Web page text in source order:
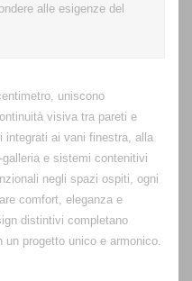
alle esigenze del
uniscono
visiva tra pareti e
integrati ai vani finestra, alla
e sistemi contenitivi
negli spazi ospiti, ogni
comfort, eleganza e
distintivi completano
un progetto unico e armonico.